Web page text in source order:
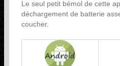
Le seul petit bémol de cette
déchargement de batterie
coucher.